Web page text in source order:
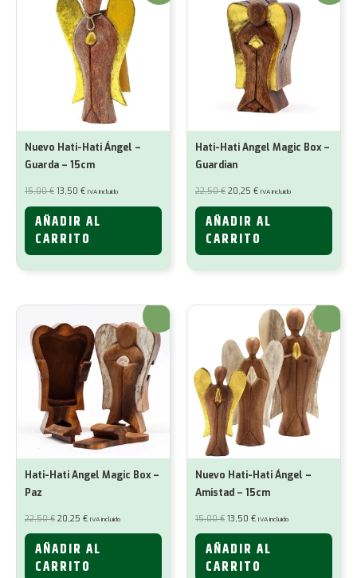
Nuevo Hati-Hati Ángel –
Guarda – 15cm
15,00€ El
precio
original
era:
15,00 €.
13,50 €El
actual
es:
13,50 €.
IVA incluido
AÑADIR AL
CARRITO
Hati-Hati Angel Magic Box –
Guardian
22,50€ El
precio
original
era:
22,50 €.
20,25 €El
actual
es:
20,25 €.
IVA incluido
AÑADIR AL
CARRITO
¡Oferta!
Hati-Hati Angel Magic Box –
Paz
22,50€ El
precio
original
22,50 €.
20,25 €El
actual
20,25 €.
IVA incluido
AÑADIR AL
CARRITO
¡Oferta!
Nuevo Hati-Hati Ángel –
Amistad – 15cm
15,00€ El
precio
original
15,00 €.
13,50 €El
actual
13,50 €.
IVA incluido
AÑADIR AL
CARRITO